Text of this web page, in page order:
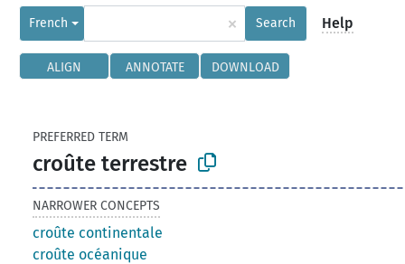
French × Search Help
ALIGN ANNOTATE DOWNLOAD
PREFERRED TERM
croûte terrestre
NARROWER CONCEPTS
croûte continentale
croûte océanique